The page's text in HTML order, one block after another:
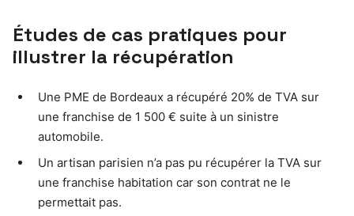
Études de cas pratiques pour
illustrer la récupération
Une PME de Bordeaux a récupéré 20% de TVA sur
une franchise de 1 500 € suite à un sinistre
automobile.
Un artisan parisien n’a pas pu récupérer la TVA sur
une franchise habitation car son contrat ne le
permettait pas.